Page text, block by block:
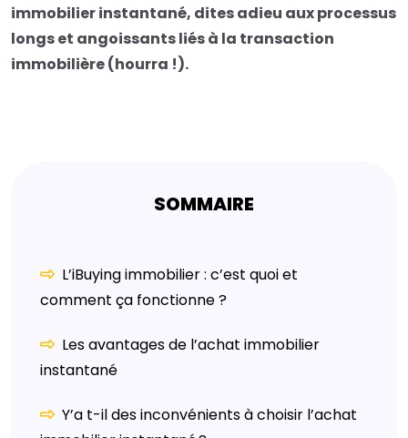
immobilier instantané, dites adieu aux processus
longs et angoissants liés à la transaction
immobilière (hourra !).
SOMMAIRE
L’iBuying immobilier : c’est quoi et
comment ça fonctionne ?
Les avantages de l’achat immobilier
instantané
Y’a t-il des inconvénients à choisir l’achat